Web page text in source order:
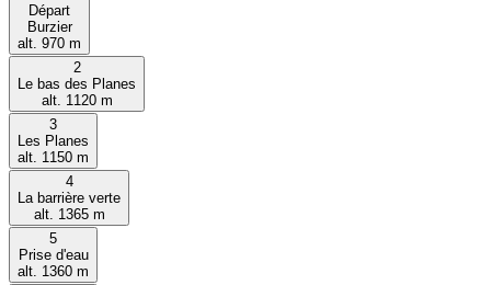
Départ
Burzier
alt. 970 m
2
Le bas des Planes
alt. 1120m
3
Les Planes
alt. 1150 m
4
La barrière verte
alt. 1365m
5
Prise d'eau
alt. 1360 m